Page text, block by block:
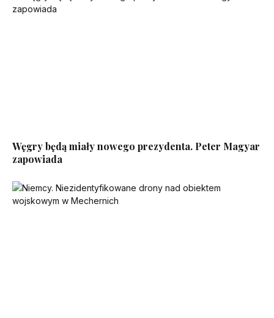
Węgry będą miały nowego prezydenta. Peter Magyar
zapowiada